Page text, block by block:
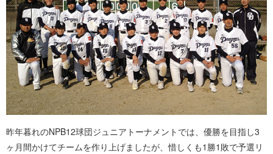
昨年暮れのNPB12球団ジュニアトーナメントでは、優勝を目指し3
ヶ月間かけてチームを作り上げましたが、惜しくも1勝1敗で予選リ